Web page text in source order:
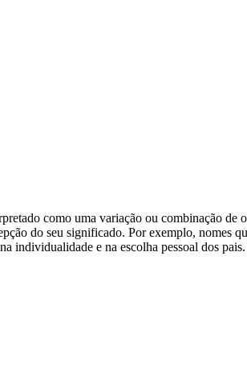
como uma variação ou combinação de
do seu significado. Por exemplo, nomes
individualidade e na escolha pessoal dos